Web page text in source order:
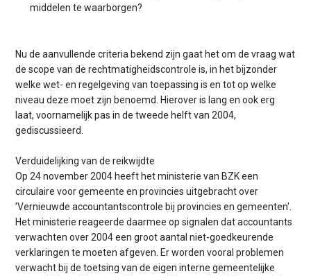
middelen te waarborgen?
Nu de aanvullende criteria bekend zijn gaat het om de vraag wat
de scope van de rechtmatigheidscontrole is, in het bijzonder
welke wet- en regelgeving van toepassing is en tot op welke
niveau deze moet zijn benoemd. Hierover is lang en ook erg
laat, voornamelijk pas in de tweede helft van 2004,
gediscussieerd.
Verduidelijking van de reikwijdte
Op 24 november 2004 heeft het ministerie van BZK een
circulaire voor gemeente en provincies uitgebracht over
'Vernieuwde accountantscontrole bij provincies en gemeenten'.
Het ministerie reageerde daarmee op signalen dat accountants
verwachten over 2004 een groot aantal niet-goedkeurende
verklaringen te moeten afgeven. Er worden vooral problemen
verwacht bij de toetsing van de eigen interne gemeentelijke